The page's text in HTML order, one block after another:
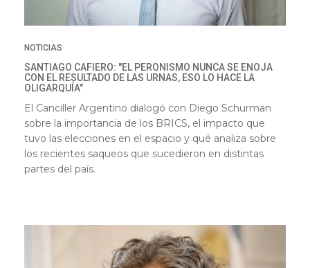
NOTICIAS
SANTIAGO CAFIERO: "EL PERONISMO NUNCA SE ENOJA
CON EL RESULTADO DE LAS URNAS, ESO LO HACE LA
OLIGARQUÍA"
El Canciller Argentino dialogó con Diego Schurman
sobre la importancia de los BRICS, el impacto que
tuvo las elecciones en el espacio y qué analiza sobre
los recientes saqueos que sucedieron en distintas
partes del país.